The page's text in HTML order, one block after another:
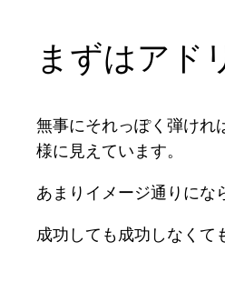
まずはアド
無事にそれっぽく弾けれ
様に見えています。
あまりイメージ通りにな
成功しても成功しなくて